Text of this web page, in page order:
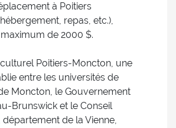
à Poitiers
repas, etc.),
maximum de 2000 $.
culturel Poitiers-Moncton, une
entre les universités de
Moncton, le Gouvernement
Brunswick et le Conseil
département de la Vienne,